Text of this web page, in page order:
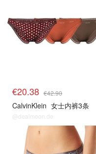
€20.38 €42.90
CalvinKlein 女士内裤3条
@dealmoon.de